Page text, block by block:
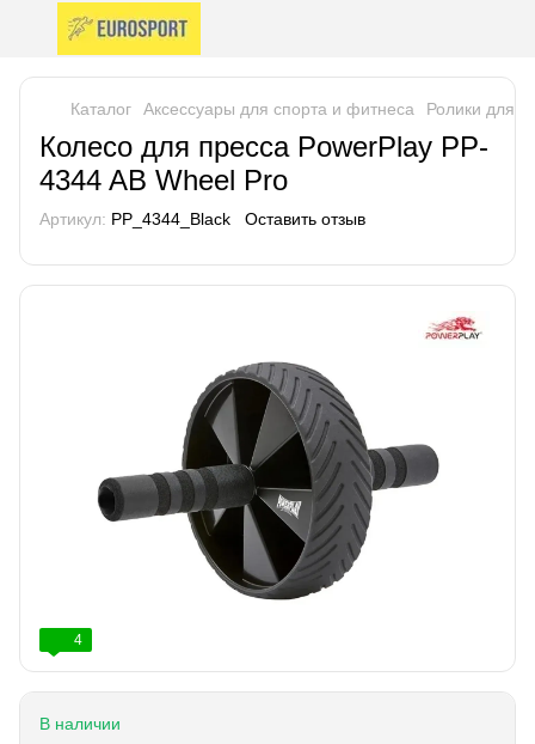
Каталог Аксессуары для спорта и фитнеса Ролики для
Колесо для пресса PowerPlay PP-
4344 AB Wheel Pro
Артикул: PP_4344_Black Оставить отзыв
4
В наличии